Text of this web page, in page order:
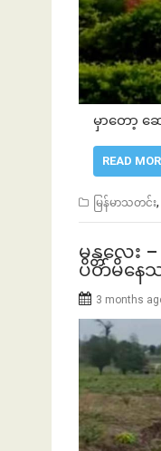
မှာတော့ ဆ
READ
မြန်မာသတင်း,
မန္တလေး
ပိတ်မိနေ
3 months